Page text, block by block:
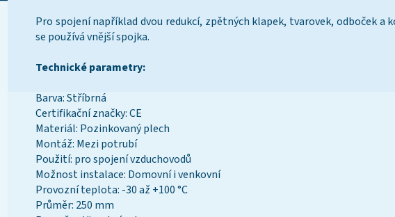
Pro spojení například dvou redukcí, zpětných klapek, tvarovek, odboček a
se používá vnější spojka.
Technické parametry:
Barva: Stříbrná
Certifikační značky: CE
Materiál: Pozinkovaný plech
Montáž: Mezi potrubí
Použití: pro spojení vzduchovodů
Možnost instalace: Domovní i venkovní
Provozní teplota: -30 až +100 °C
Průměr: 250 mm